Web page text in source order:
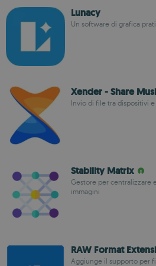
Lunacy
Un software di grafica
Xender - Share
Invio di file tra dispositivi
Stability Matrix
Gestore per centralizzare
immagini
RAW Format
Aggiunge il supporto per